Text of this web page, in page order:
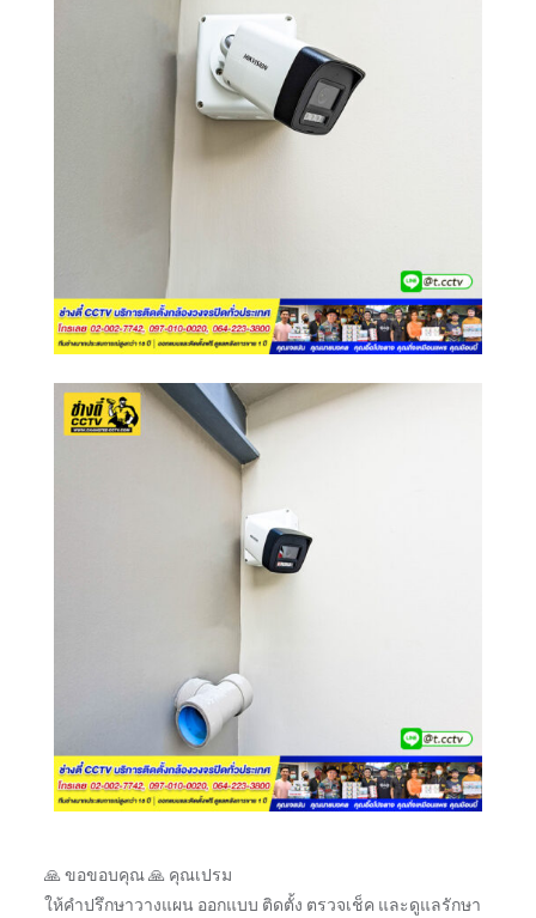
🙏 ขอขอบคุณ 🙏 คุณเปรม
ให้คำปรึกษาวางแผน ออกแบบ ติดตั้ง ตรวจเช็ค และดูแลรักษา